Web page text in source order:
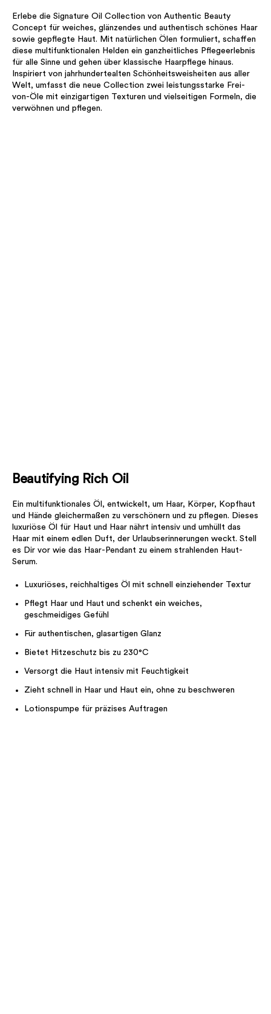
Erlebe die Signature Oil Collection von Authentic Beauty
Concept für weiches, glänzendes und authentisch schönes Haar
sowie gepflegte Haut. Mit natürlichen Ölen formuliert, schaffen
diese multifunktionalen Helden ein ganzheitliches Pflegeerlebnis
für alle Sinne und gehen über klassische Haarpflege hinaus.
Inspiriert von jahrhundertealten Schönheitsweisheiten aus aller
Welt, umfasst die neue Collection zwei leistungsstarke Frei-
von-Öle mit einzigartigen Texturen und vielseitigen Formeln, die
verwöhnen und pflegen.
Beautifying Rich Oil
Ein multifunktionales Öl, entwickelt, um Haar, Körper, Kopfhaut
und Hände gleichermaßen zu verschönern und zu pflegen. Dieses
luxuriöse Öl für Haut und Haar nährt intensiv und umhüllt das
Haar mit einem edlen Duft, der Urlaubserinnerungen weckt. Stell
es Dir vor wie das Haar-Pendant zu einem strahlenden Haut-
Serum.
Luxuriöses, reichhaltiges Öl mit schnell einziehender Textur
Pflegt Haar und Haut und schenkt ein weiches,
geschmeidiges Gefühl
Für authentischen, glasartigen Glanz
Bietet Hitzeschutz bis zu 230°C
Versorgt die Haut intensiv mit Feuchtigkeit
Zieht schnell in Haar und Haut ein, ohne zu beschweren
Lotionspumpe für präzises Auftragen